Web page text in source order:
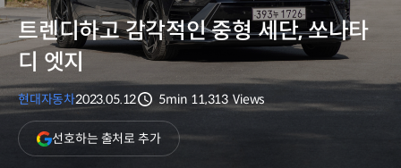
트렌디하고 감각적인 중형 세단, 쏘나타
디 엣지
현대자동차2023.05.12
분량
5min
조회수
11,313 Views
선호하는 출처로 추가(새
창